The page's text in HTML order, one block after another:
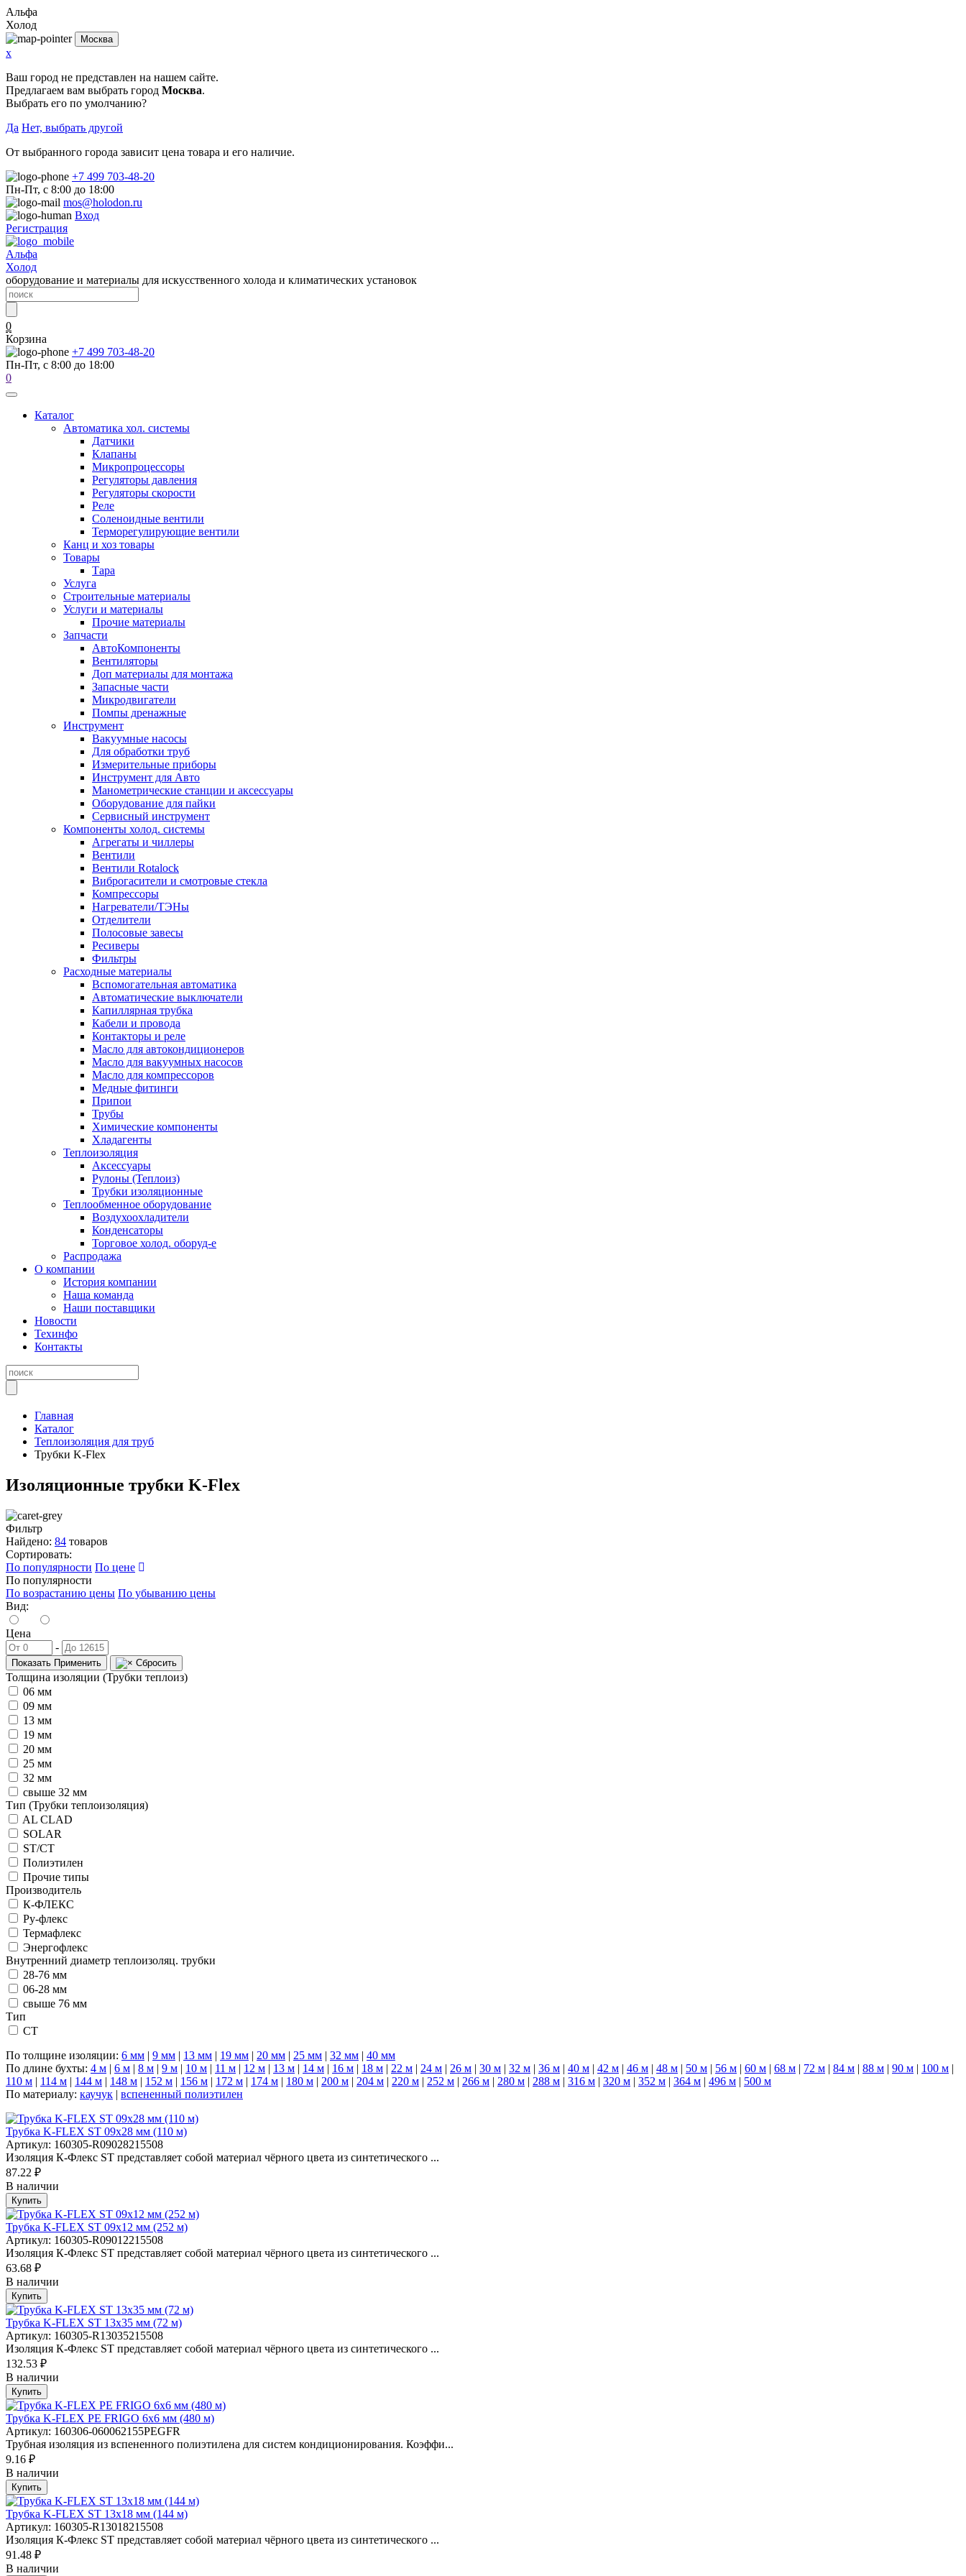
Альфа
Холод
Москва
x
Ваш город не представлен на нашем сайте.
Предлагаем вам выбрать город Москва.
Выбрать его по умолчанию?
Да Нет, выбрать другой
От выбранного города зависит цена товара и его наличие.
+7 499 703-48-20
Пн-Пт, с 8:00 до 18:00
mos@holodon.ru
Вход
Регистрация
Альфа
Холод
оборудование и материалы для искусственного холода и климатических установок
0
Корзина
+7 499 703-48-20
Пн-Пт, с 8:00 до 18:00
0
Каталог
Автоматика хол. системы
Датчики
Клапаны
Микропроцессоры
Регуляторы давления
Регуляторы скорости
Реле
Соленоидные вентили
Терморегулирующие вентили
Канц и хоз товары
Товары
Тара
Услуга
Строительные материалы
Услуги и материалы
Прочие материалы
Запчасти
АвтоКомпоненты
Вентиляторы
Доп материалы для монтажа
Запасные части
Микродвигатели
Помпы дренажные
Инструмент
Вакуумные насосы
Для обработки труб
Измерительные приборы
Инструмент для Авто
Манометрические станции и аксессуары
Оборудование для пайки
Сервисный инструмент
Компоненты холод. системы
Агрегаты и чиллеры
Вентили
Вентили Rotalock
Виброгасители и смотровые стекла
Компрессоры
Нагреватели/ТЭНы
Отделители
Полосовые завесы
Ресиверы
Фильтры
Расходные материалы
Вспомогательная автоматика
Автоматические выключатели
Капиллярная трубка
Кабели и провода
Контакторы и реле
Масло для автокондиционеров
Масло для вакуумных насосов
Масло для компрессоров
Медные фитинги
Припои
Трубы
Химические компоненты
Хладагенты
Теплоизоляция
Аксессуары
Рулоны (Теплоиз)
Трубки изоляционные
Теплообменное оборудование
Воздухоохладители
Конденсаторы
Торговое холод. оборуд-е
Распродажа
О компании
История компании
Наша команда
Наши поставщики
Новости
Техинфо
Контакты
Главная
Каталог
Теплоизоляция для труб
Трубки K-Flex
Изоляционные трубки K-Flex
Фильтр
Найдено: 84 товаров
Сортировать:
По популярности По цене
По популярности
По возрастанию цены По убыванию цены
Вид:
Цена
-
Показать Применить Сбросить
Толщина изоляции (Трубки теплоиз)
06 мм
09 мм
13 мм
19 мм
20 мм
25 мм
32 мм
свыше 32 мм
Тип (Трубки теплоизоляция)
AL CLAD
SOLAR
ST/СТ
Полиэтилен
Прочие типы
Производитель
К-ФЛЕКС
Ру-флекс
Термафлекс
Энергофлекс
Внутренний диаметр теплоизоляц. трубки
28-76 мм
06-28 мм
свыше 76 мм
Тип
СТ
По толщине изоляции: 6 мм | 9 мм | 13 мм | 19 мм | 20 мм | 25 мм | 32 мм | 40 мм
По длине бухты: 4 м | 6 м | 8 м | 9 м | 10 м | 11 м | 12 м | 13 м | 14 м | 16 м | 18 м | 22 м | 24 м | 26 м | 30 м | 32 м | 36 м | 40 м | 42 м | 46 м | 48 м | 50 м | 56 м | 60 м | 68 м | 72 м | 84 м | 88 м | 90 м | 100 м |
110 м | 114 м | 144 м | 148 м | 152 м | 156 м | 172 м | 174 м | 180 м | 200 м | 204 м | 220 м | 252 м | 266 м | 280 м | 288 м | 316 м | 320 м | 352 м | 364 м | 496 м | 500 м
По материалу: каучук | вспененный полиэтилен
Трубка K-FLEX ST 09х28 мм (110 м)
Артикул: 160305-R09028215508
Изоляция К-Флекс ST представляет собой материал чёрного цвета из синтетического ...
87.22 ₽
В наличии
Купить
Трубка K-FLEX ST 09х12 мм (252 м)
Артикул: 160305-R09012215508
Изоляция К-Флекс ST представляет собой материал чёрного цвета из синтетического ...
63.68 ₽
В наличии
Купить
Трубка K-FLEX ST 13х35 мм (72 м)
Артикул: 160305-R13035215508
Изоляция К-Флекс ST представляет собой материал чёрного цвета из синтетического ...
132.53 ₽
В наличии
Купить
Трубка K-FLEX PE FRIGO 6х6 мм (480 м)
Артикул: 160306-060062155PEGFR
Трубная изоляция из вспененного полиэтилена для систем кондиционирования. Коэффи...
9.16 ₽
В наличии
Купить
Трубка K-FLEX ST 13х18 мм (144 м)
Артикул: 160305-R13018215508
Изоляция К-Флекс ST представляет собой материал чёрного цвета из синтетического ...
91.48 ₽
В наличии